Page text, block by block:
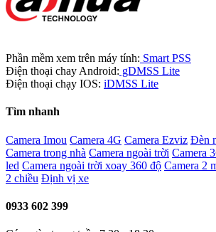
Phần mềm xem trên máy tính: Smart PSS
Điện thoại chay Android: gDMSS Lite
Điện thoại chạy IOS: iDMSS Lite
Tìm nhanh
Camera Imou Camera 4G Camera Ezviz Đèn
Camera trong nhà Camera ngoài trời Camera
led Camera ngoài trời xoay 360 độ Camera 2
2 chiều Định vị xe
0933 602 399